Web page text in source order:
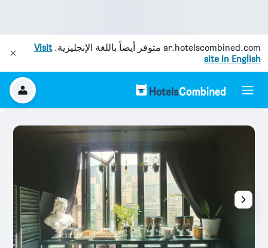
ar.hotelscombined.com متوفر أيضاً باللغة الإنجليزية.Visit
site in English